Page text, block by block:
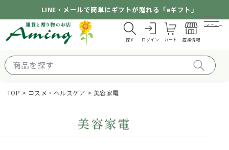
LINE・メールで簡単にギフトが贈れる「eギフト」
探す ログイン カート 店舗情報
メニュー
TOP コスメ・ヘルスケア 美容家電
美容家電